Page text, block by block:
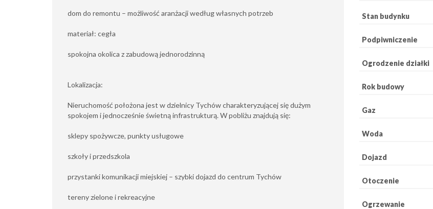
dom do remontu – możliwość aranżacji według własnych potrzeb
materiał: cegła
spokojna okolica z zabudową jednorodzinną
Lokalizacja:
Nieruchomość położona jest w dzielnicy Tychów charakteryzującej się dużym
spokojem i jednocześnie świetną infrastrukturą. W pobliżu znajdują się:
sklepy spożywcze, punkty usługowe
szkoły i przedszkola
przystanki komunikacji miejskiej – szybki dojazd do centrum Tychów
tereny zielone i rekreacyjne
Stan budynku
Podpiwniczenie
Ogrodzenie działki
Rok budowy
Gaz
Woda
Dojazd
Otoczenie
Ogrzewanie